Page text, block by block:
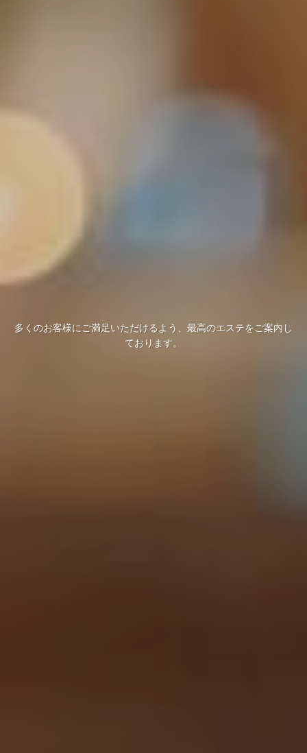
多くのお客様にご満足いただけるよう、最高のエステをご案内し
ております。